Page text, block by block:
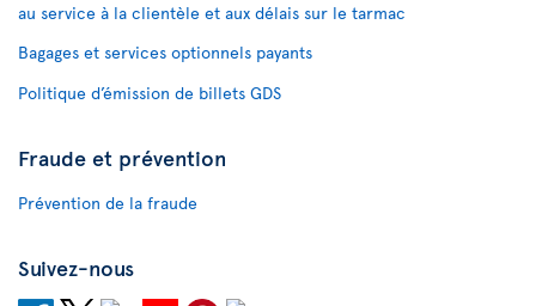
au service à la clientèle et aux délais sur le tarmac
Bagages et services optionnels payants
Politique d’émission de billets GDS
Fraude et prévention
Prévention de la fraude
Suivez-nous